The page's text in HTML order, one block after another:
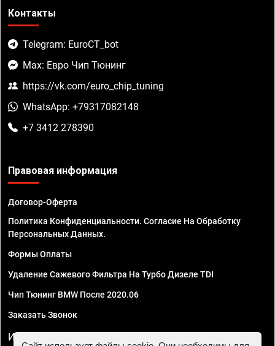
Контакты
Telegram: EuroCT_bot
Max: Евро Чип Тюнинг
https://vk.com/euro_chip_tuning
WhatsApp: +79317082148
+7 3412 278390
Правовая информация
Договор-Оферта
Политика Конфиденциальности. Согласие На Обработку
Персональных Данных.
Формы Оплаты
Удаление Сажевого Фильтра На Турбо Дизеле TDI
Чип Тюнинг BMW После 2020.06
Заказать Звонок
ИП Смирнов Георгий Павлович. ИНН 781302555843,